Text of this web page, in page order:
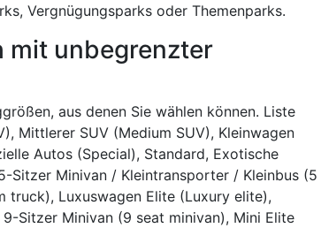
Vergnügungsparks oder Themenparks.
mit unbegrenzter
aus denen Sie wählen können. Liste
Mittlerer SUV (Medium SUV), Kleinwagen
Autos (Special), Standard, Exotische
Sitzer Minivan / Kleintransporter / Kleinbus (5
truck), Luxuswagen Elite (Luxury elite),
Sitzer Minivan (9 seat minivan), Mini Elite